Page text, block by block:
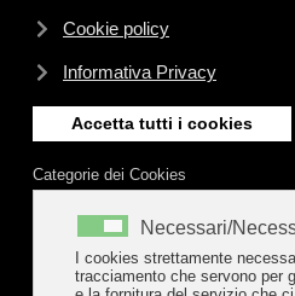
Cookie policy
Informativa Privacy
Accetta tutti i cookies
Categorie dei Cookies
Necessari/
I cookies strettamente
tracciamento che servono per
Dove